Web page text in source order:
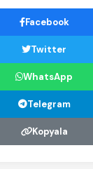
Facebook
Twitter
WhatsApp
Telegram
Kopyala